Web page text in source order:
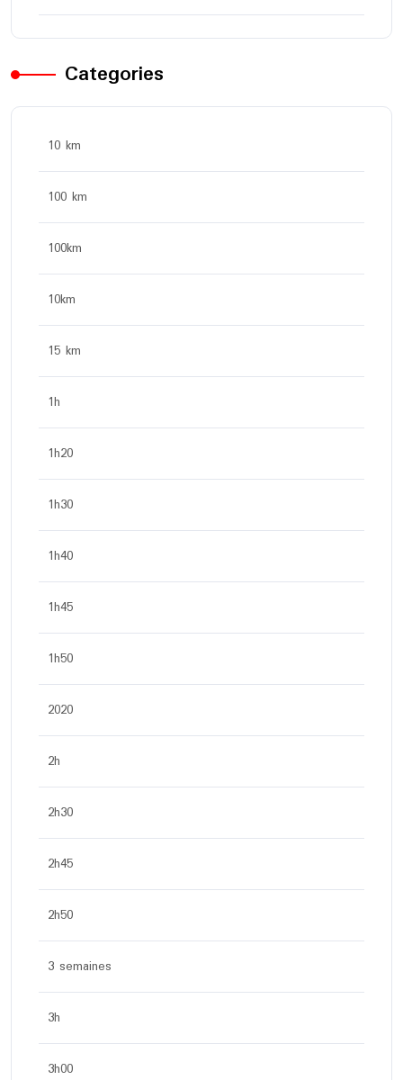
Categories
10 km
100 km
100km
10km
15 km
1h
1h20
1h30
1h40
1h45
1h50
2020
2h
2h30
2h45
2h50
3 semaines
3h
3h00